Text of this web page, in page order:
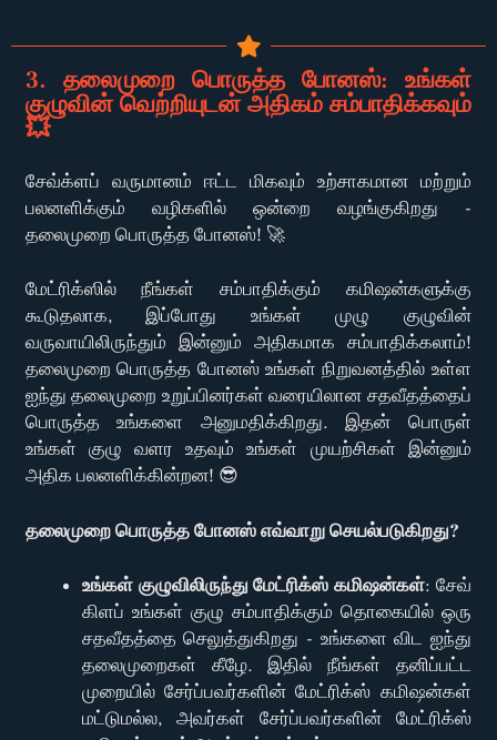
3. தலைமுறை பொருத்த போனஸ்: உங்கள்
குழுவின் வெற்றியுடன் அதிகம் சம்பாதிக்கவும்
💥
சேவ்க்ளப் வருமானம் ஈட்ட மிகவும் உற்சாகமான மற்றும்
பலனளிக்கும் வழிகளில் ஒன்றை வழங்குகிறது -
தலைமுறை பொருத்த போனஸ்! 🚀
மேட்ரிக்ஸில் நீங்கள் சம்பாதிக்கும் கமிஷன்களுக்கு
கூடுதலாக, இப்போது உங்கள் முழு குழுவின்
வருவாயிலிருந்தும் இன்னும் அதிகமாக சம்பாதிக்கலாம்!
தலைமுறை பொருத்த போனஸ் உங்கள் நிறுவனத்தில் உள்ள
ஐந்து தலைமுறை உறுப்பினர்கள் வரையிலான சதவீதத்தைப்
பொருத்த உங்களை அனுமதிக்கிறது. இதன் பொருள்
உங்கள் குழு வளர உதவும் உங்கள் முயற்சிகள் இன்னும்
அதிக பலனளிக்கின்றன! 😎
தலைமுறை பொருத்த போனஸ் எவ்வாறு செயல்படுகிறது?
உங்கள் குழுவிலிருந்து மேட்ரிக்ஸ் கமிஷன்கள்: சேவ்
கிளப் உங்கள் குழு சம்பாதிக்கும் தொகையில் ஒரு
சதவீதத்தை செலுத்துகிறது - உங்களை விட ஐந்து
தலைமுறைகள் கீழே. இதில் நீங்கள் தனிப்பட்ட
முறையில் சேர்ப்பவர்களின் மேட்ரிக்ஸ் கமிஷன்கள்
மட்டுமல்ல, அவர்கள் சேர்ப்பவர்களின் மேட்ரிக்ஸ்